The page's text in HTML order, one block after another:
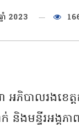
ាំ 2023
អភិបាលរងខេ
និងមន្ទីរអង្គភ